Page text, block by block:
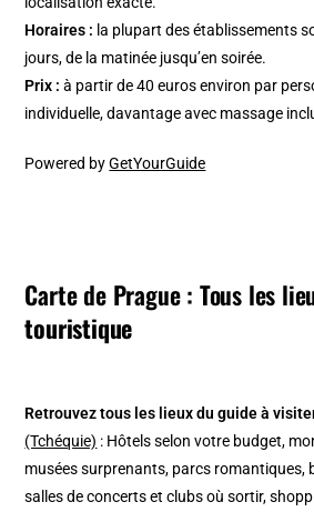
Horaires : la plupart des établissements
jours, de la matinée jusqu’en soirée.
Prix :à partir de 40 euros environ par
individuelle, davantage avec massage
Powered byGetYourGuide
Carte de Prague : Tous les
touristique
Retrouvez tous les lieux du guide à
(Tchéquie) : Hôtels selon votre budget,
musées surprenants, parcs romantiques,
salles de concerts et clubs où sortir,